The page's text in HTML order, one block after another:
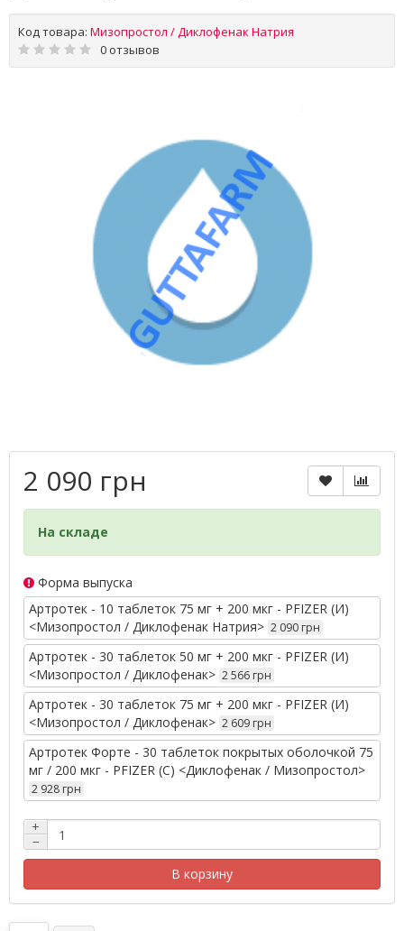
Код товара: Мизопростол / Диклофенак Натрия
0 отзывов
2 090 грн
На складе
Форма выпуска
Артротек - 10 таблеток 75 мг + 200 мкг - PFIZER (И)
<Мизопростол / Диклофенак Натрия> 2 090 грн
Артротек - 30 таблеток 50 мг + 200 мкг - PFIZER (И)
<Мизопростол / Диклофенак> 2 566 грн
Артротек - 30 таблеток 75 мг + 200 мкг - PFIZER (И)
<Мизопростол / Диклофенак> 2 609 грн
Артротек Форте - 30 таблеток покрытых оболочкой 75
мг / 200 мкг - PFIZER (С) <Диклофенак / Мизопростол>
2 928 грн
+
−
В корзину